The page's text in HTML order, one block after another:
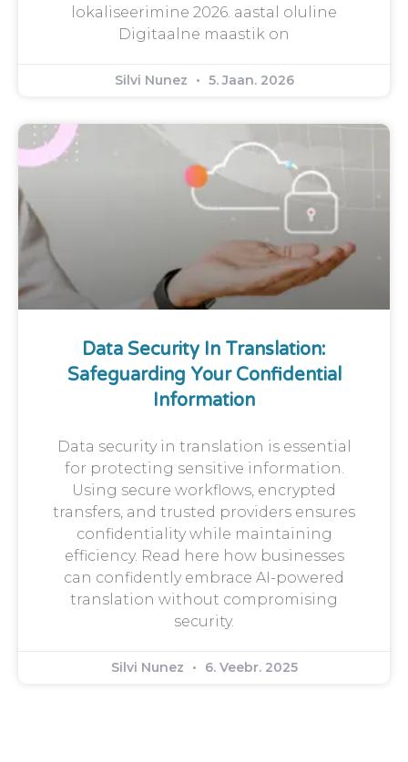
lokaliseerimine 2026. aastal oluline
Digitaalne maastik on
Silvi Nunez 5. Jaan. 2026
Data Security In Translation:
Safeguarding Your Confidential
Information
Data security in translation is essential
for protecting sensitive information.
Using secure workflows, encrypted
transfers, and trusted providers ensures
confidentiality while maintaining
efficiency. Read here how businesses
can confidently embrace AI-powered
translation without compromising
security.
Silvi Nunez 6. Veebr. 2025